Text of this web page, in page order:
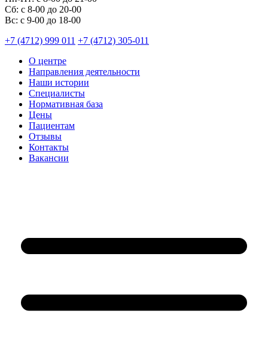
Cб: с 8-00 до 20-00
Вс: с 9-00 до 18-00
+7 (4712) 999 011 +7 (4712) 305-011
О центре
Направления деятельности
Наши истории
Специалисты
Нормативная база
Цены
Пациентам
Отзывы
Контакты
Вакансии